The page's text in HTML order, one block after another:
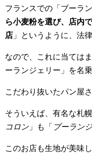
フランスでの「ブーラ
ら小麦粉を選び、店内
店 」というように、法
なので、これに当ては
ーランジェリー」を名
こだわり抜いたパン屋
そういえば、有名な札
コロン」も「 ブーラン
このお店も生地が美味